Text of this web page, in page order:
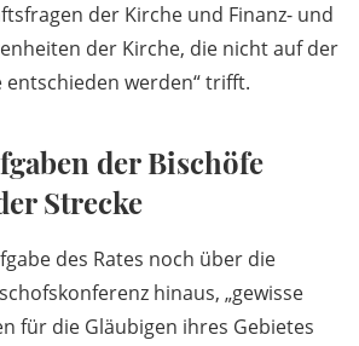
der Kirche und Finanz- und
der Kirche, die nicht auf der
entschieden werden“ trifft.
der Bischöfe
Strecke
des Rates noch über die
hinaus, „gewisse
für die Gläubigen ihres Gebietes